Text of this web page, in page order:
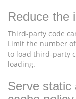
Reduce the
Third-party code
Limit the number
to load third-party
loading.
Serve static